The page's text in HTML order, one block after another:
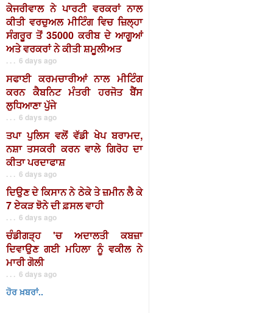
ਕੇਜਰੀਵਾਲ ਨੇ ਪਾਰਟੀ ਵਰਕਰਾਂ ਨਾਲ
ਕੀਤੀ ਵਰਚੁਅਲ ਮੀਟਿੰਗ ਵਿਚ ਜ਼ਿਲ੍ਹਾ
ਸੰਗਰੂਰ ਤੋਂ 35000 ਕਰੀਬ ਦੇ ਆਗੂਆਂ
ਅਤੇ ਵਰਕਰਾਂ ਨੇ ਕੀਤੀ ਸ਼ਮੂਲੀਅਤ
. . . 6 days ago
ਸਫਾਈ ਕਰਮਚਾਰੀਆਂ ਨਾਲ ਮੀਟਿੰਗ
ਕਰਨ ਕੈਬਨਿਟ ਮੰਤਰੀ ਹਰਜੋਤ ਬੈਂਸ
ਲੁਧਿਆਣਾ ਪੁੱਜੇ
. . . 6 days ago
ਤਪਾ ਪੁਲਿਸ ਵਲੋਂ ਵੱਡੀ ਖੇਪ ਬਰਾਮਦ,
ਨਸ਼ਾ ਤਸਕਰੀ ਕਰਨ ਵਾਲੇ ਗਿਰੋਹ ਦਾ
ਕੀਤਾ ਪਰਦਾਫਾਸ਼
. . . 6 days ago
ਦਿਉਣ ਦੇ ਕਿਸਾਨ ਨੇ ਠੇਕੇ ਤੇ ਜ਼ਮੀਨ ਲੈ ਕੇ
7 ਏਕੜ ਝੋਨੇ ਦੀ ਫ਼ਸਲ ਵਾਹੀ
. . . 6 days ago
ਚੰਡੀਗੜ੍ਹ 'ਚ ਅਦਾਲਤੀ ਕਬਜ਼ਾ
ਦਿਵਾਉਣ ਗਈ ਮਹਿਲਾ ਨੂੰ ਵਕੀਲ ਨੇ
ਮਾਰੀ ਗੋਲੀ
. . . 6 days ago
ਹੋਰ ਖ਼ਬਰਾਂ..